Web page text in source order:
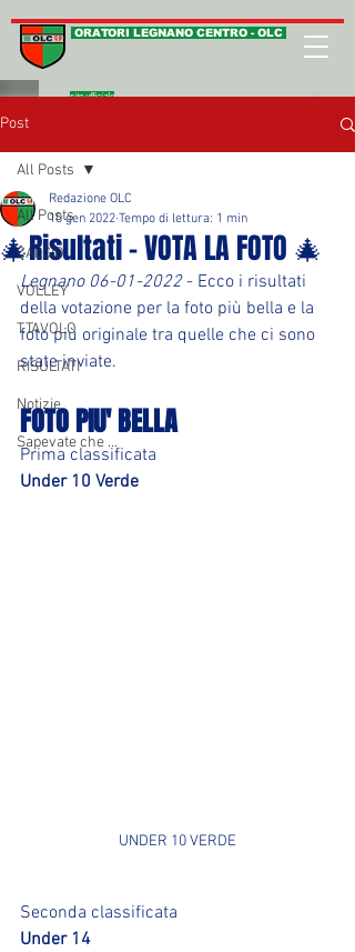
ORATORI LEGNANO CENTRO - OLC
sito ufficiale
Post
All Posts
CALCIO
VOLLEY
T.TAVOLO
RISULTATI
Notizie
Sapevate che ...
All Posts
🎄Risultati - VOTA LA FOTO 🎄
Redazione OLC
10 gen 2022 Tempo di lettura: 1 min
Legnano 06-01-2022 - Ecco i risultati
della votazione per la foto più bella e la
foto più originale tra quelle che ci sono
state inviate.
FOTO PIU' BELLA
Prima classificata
Under 10 Verde
UNDER 10 VERDE
Seconda classificata
Under 14